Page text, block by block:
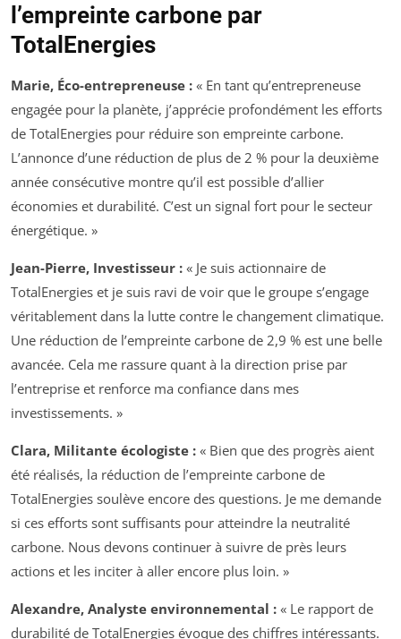
l’empreinte carbone par
TotalEnergies
Marie, Éco-entrepreneuse : « En tant qu’entrepreneuse
engagée pour la planète, j’apprécie profondément les efforts
de TotalEnergies pour réduire son empreinte carbone.
L’annonce d’une réduction de plus de 2 % pour la deuxième
année consécutive montre qu’il est possible d’allier
économies et durabilité. C’est un signal fort pour le secteur
énergétique. »
Jean-Pierre, Investisseur : « Je suis actionnaire de
TotalEnergies et je suis ravi de voir que le groupe s’engage
véritablement dans la lutte contre le changement climatique.
Une réduction de l’empreinte carbone de 2,9 % est une belle
avancée. Cela me rassure quant à la direction prise par
l’entreprise et renforce ma confiance dans mes
investissements. »
Clara, Militante écologiste : « Bien que des progrès aient
été réalisés, la réduction de l’empreinte carbone de
TotalEnergies soulève encore des questions. Je me demande
si ces efforts sont suffisants pour atteindre la neutralité
carbone. Nous devons continuer à suivre de près leurs
actions et les inciter à aller encore plus loin. »
Alexandre, Analyste environnemental : « Le rapport de
durabilité de TotalEnergies évoque des chiffres intéressants.